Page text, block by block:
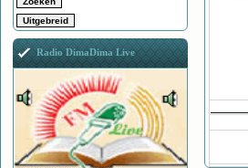
Radio DimaDima Live